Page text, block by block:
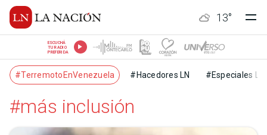
13°
ESCUCHÁ
TU RADIO
PREFERIDA
#TerremotoEnVenezuela #Hacedores LN #Especiales LN
#más inclusión